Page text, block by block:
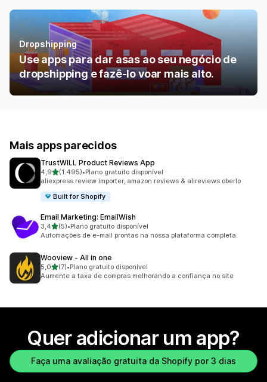
Dropshipping
Use apps para dar asas ao seu negócio de
dropshipping e fazê-lo voar mais alto.
Mais apps parecidos
TrustWILL Product Reviews App
4,9de 5 estrelas
(1.495)
1495 avaliações ao todo
•Plano gratuito disponível
aliexpress review importer, amazon reviews & alireviews oberlo
Built for Shopify
Email Marketing: EmailWish
3,4de 5 estrelas
(5)
5 avaliações ao todo
•Plano gratuito disponível
Automações de e-mail prontas na nossa plataforma completa.
Wooview ‑ All in one
5,0de 5 estrelas
(7)
7 avaliações ao todo
•Plano gratuito disponível
Aumente a taxa de compras melhorando a confiança no site
Quer adicionar um app?
Faça uma avaliação gratuita da Shopify por 3 dias